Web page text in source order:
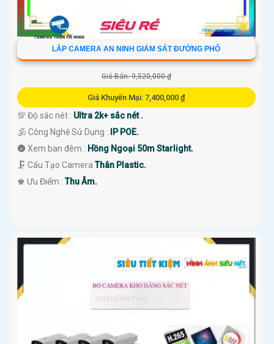
LẮP CAMERA AN NINH GIÁM SÁT ĐƯỜNG PHỐ
Giá Bán: 9,520,000 ₫
Giá Khuyến Mại: 7,400,000 ₫
💯 Độ sắc nét : Ultra 2k+ sắc nét .
🕉️ Công Nghệ Sử Dụng :
IP POE.
🌚 Xem ban đêm : Hồng Ngoại 50m Starlight.
🗜️ Cấu Tạo CameraThân Plastic.
️♚ Ưu Điểm :Thu Âm.